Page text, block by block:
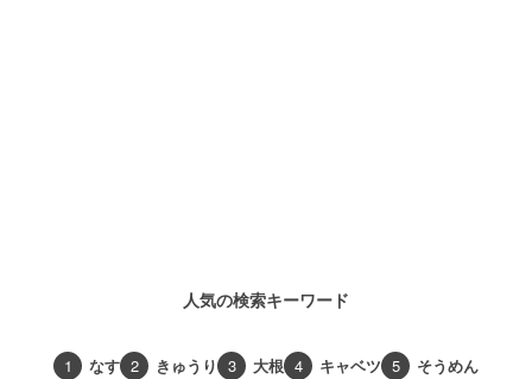
人気の検索キーワード
1 なす 2 きゅうり 3 大根 4 キャベツ 5 そうめん